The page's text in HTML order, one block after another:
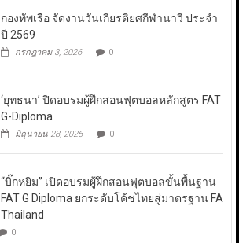
กองทัพเรือ จัดงานวันเกียรติยศกีฬานาวี ประจำ
ปี 2569
กรกฎาคม 3, 2026 0
‘ยุทธนา’ ปิดอบรมผู้ฝึกสอนฟุตบอลหลักสูตร FAT
G-Diploma
มิถุนายน 28, 2026 0
“บิ๊กหยิม” เปิดอบรมผู้ฝึกสอนฟุตบอลขั้นพื้นฐาน
FAT G Diploma ยกระดับโค้ชไทยสู่มาตรฐาน FA
Thailand
0